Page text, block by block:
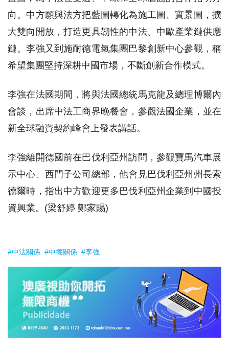
向。中方願與法方把藍圖轉化為施工圖、實景圖，擴
大雙向開放，打造更具韌性的中法、中歐產業鏈供應
鏈。李強又到施耐德電氣集團巴黎創新中心參觀，稱
希望集團堅持深耕中國市場，不斷創新合作模式。
李強在法國期間，將與法國總統馬克龍及總理博爾內
會談，出席中法工商界晚餐會，參觀法國企業，並在
新全球融資契約峰會上發表講話。
李強離開德國前在巴伐利亞州訪問，參觀寶馬汽車展
示中心、西門子公司總部，他會見巴伐利亞州州長索
德爾時，指出中方歡迎更多巴伐利亞州企業到中國投
資興業。(梁舒婷 鄭家賜)
#中法關係 #中德關係 #李強